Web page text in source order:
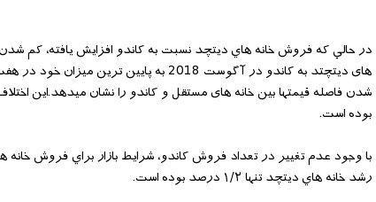
​در حالي كه فروش خانه هاي ديتچد نسبت به كاندو افزايش يافته، کم
بوده است.
رشد خانه هاي ديتچد تنها ١/٢ درصد بوده است.